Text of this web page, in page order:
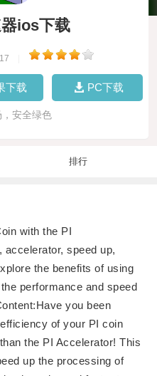
ios下载
下载 PC下载
安全绿色
排行
with the PI
speed up,
the benefits of using
performance and speed
you been
of your PI coin
the PI Accelerator! This
up the processing of